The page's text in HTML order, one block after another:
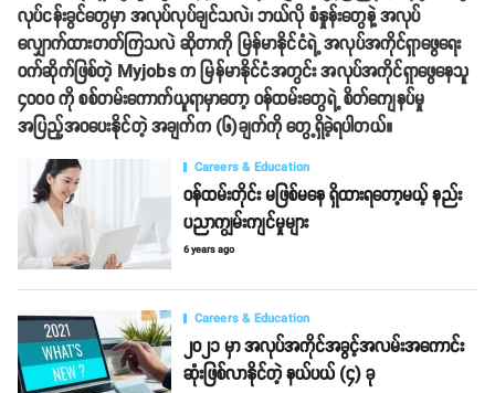
လုပ်ငန်းခွင်တွေမှာ အလုပ်လုပ်ချင်သလဲ၊ ဘယ်လို စံနှုန်းတွေနဲ့ အလုပ်
လျှောက်ထားတတ်ကြသလဲ ဆိုတာကို မြန်မာနိုင်ငံရဲ့ အလုပ်အကိုင်ရှာဖွေရေး
ဝက်ဆိုက်ဖြစ်တဲ့ Myjobs က မြန်မာနိုင်ငံအတွင်း အလုပ်အကိုင်ရှာဖွေနေသူ
၄၀၀၀ ကို စစ်တမ်းကောက်ယူရာမှာတော့ ဝန်ထမ်းတွေရဲ့ စိတ်ကျေနပ်မှု
အပြည့်အဝပေးနိုင်တဲ့ အချက်က (၆)ချက်ကို တွေ့ရှိခဲ့ရပါတယ်။
Careers & Education
ဝန်ထမ်းတိုင်း မဖြစ်မနေ ရှိထားရတော့မယ့် နည်း
ပညာကျွမ်းကျင်မှုများ
6 years ago
Careers & Education
၂၀၂၁ မှာ အလုပ်အကိုင်အခွင့်အလမ်းအကောင်း
ဆုံးဖြစ်လာနိုင်တဲ့ နယ်ပယ် (၄) ခု